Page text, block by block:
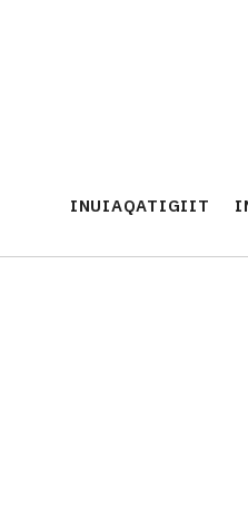
INUIAQATIGIIT